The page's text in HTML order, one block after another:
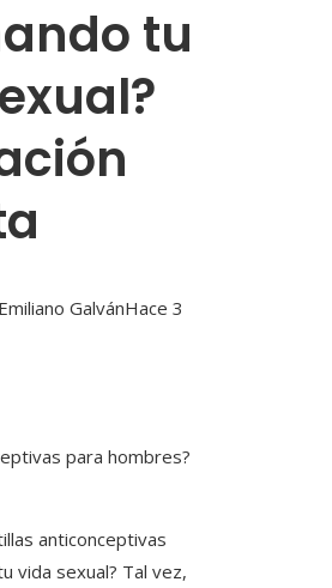
tu
Emiliano GalvánHace 3
para hombres?
anticonceptivas
vida sexual? Tal vez,